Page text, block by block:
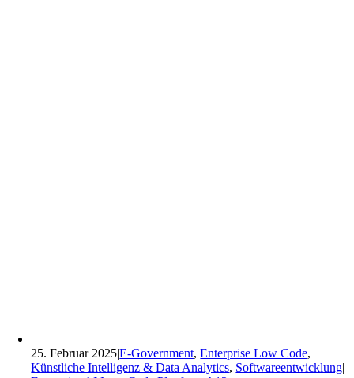
25. Februar 2025|E-Government,Enterprise Low Code,
Künstliche Intelligenz & Data Analytics, Softwareentwicklung|